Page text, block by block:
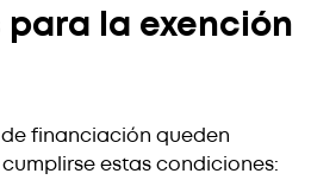
la exención
financiación queden
estas condiciones: